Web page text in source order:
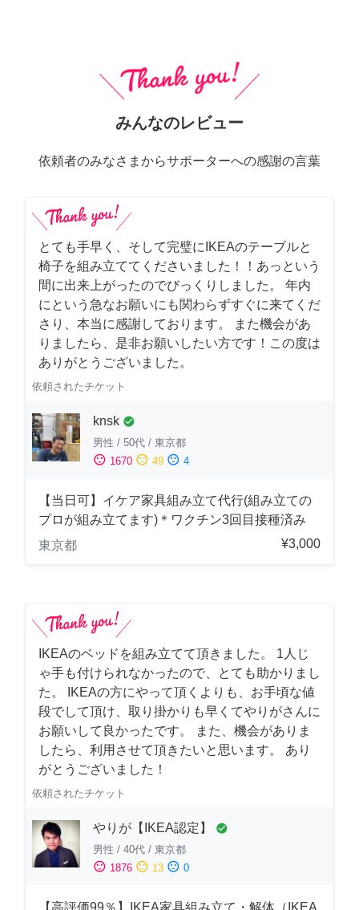
みんなのレビュー
依頼者のみなさまからサポーターへの感謝の言葉
とても手早く、そして完璧にIKEAのテーブルと
椅子を組み立ててくださいました！！あっという
間に出来上がったのでびっくりしました。 年内
にという急なお願いにも関わらずすぐに来てくだ
さり、本当に感謝しております。 また機会があ
りましたら、是非お願いしたい方です！この度は
ありがとうございました。
依頼されたチケット
knsk check_circle
男性 / 50代 / 東京都
sentiment_satisfied 1670 sentiment_neutral 49 sentiment_dissatisfied 4
【当日可】イケア家具組み立て代行(組み立ての
プロが組み立てます)＊ワクチン3回目接種済み
東京都
¥3,000
IKEAのベッドを組み立てて頂きました。 1人じ
ゃ手も付けられなかったので、とても助かりまし
た。 IKEAの方にやって頂くよりも、お手頃な値
段でして頂け、取り掛かりも早くてやりがさんに
お願いして良かったです。 また、機会がありま
したら、利用させて頂きたいと思います。 あり
がとうございました！
依頼されたチケット
やりが【IKEA認定】 check_circle
男性 / 40代 / 東京都
sentiment_satisfied 1876 sentiment_neutral 13 sentiment_dissatisfied 0